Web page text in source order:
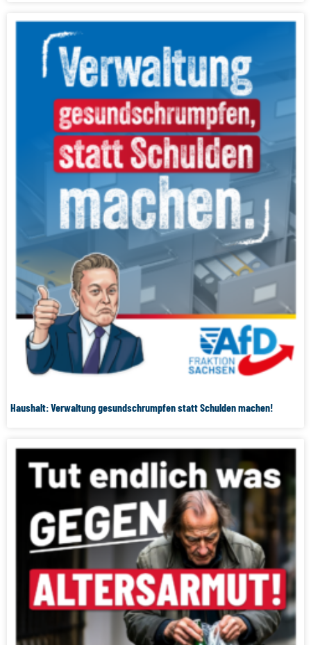
Haushalt: Verwaltung gesundschrumpfen statt Schulden machen!